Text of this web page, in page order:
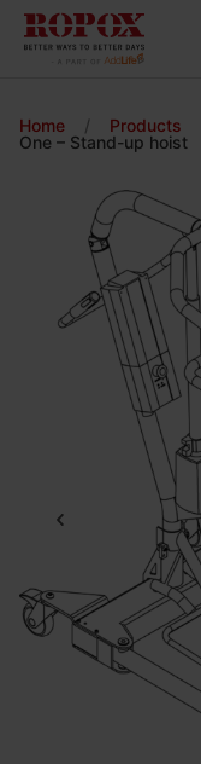
Home / Products
One – Stand-up hoist